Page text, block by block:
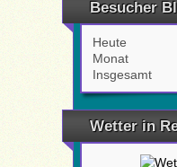
Besucher
Heute
Monat
Insgesamt
Wetter in